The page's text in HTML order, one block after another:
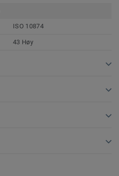
ISO 10874
43 Høy